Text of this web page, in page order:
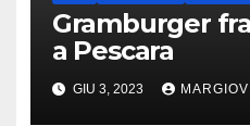
Gramburger
a Pescara
GIU 3, 2023 MARGIOV